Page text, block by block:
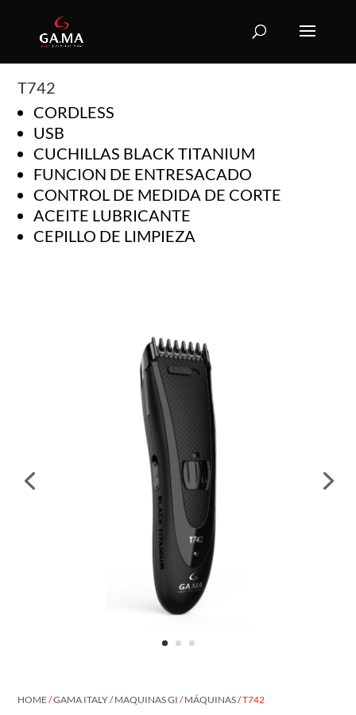
T742
CORDLESS
USB
CUCHILLAS BLACK TITANIUM
FUNCION DE ENTRESACADO
CONTROL DE MEDIDA DE CORTE
ACEITE LUBRICANTE
CEPILLO DE LIMPIEZA
HOME/GAMA ITALY/MAQUINAS GI /MÁQUINAS/ T742